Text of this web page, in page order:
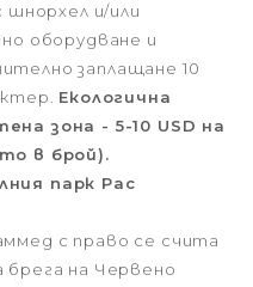
шнорхел и/или
оборудване и
заплащане 10
Екологична
зона - 5-10 USD на
в брой).
парк Рас
с право се счита
брега на Червено